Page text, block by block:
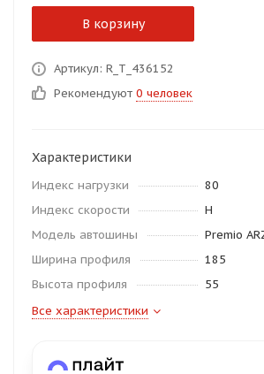
В корзину
Артикул: R_T_436152
Рекомендуют 0 человек
Характеристики
Индекс нагрузки
80
Индекс скорости
H
Модель автошины
Premio
Ширина профиля
185
Высота профиля
55
Все характеристики
списыватьсяс вашей карты
25%каждые 2 недели
Остались вопросы?
8 800 302-02-51